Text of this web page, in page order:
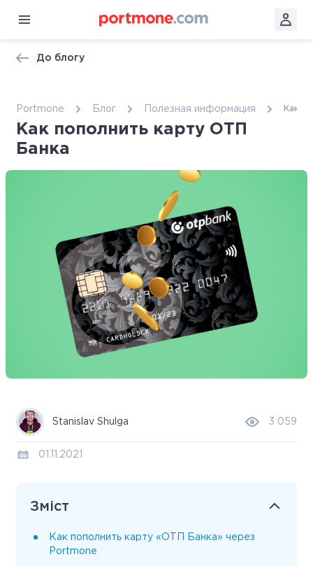
До блогу
Portmone Блог Полезная информация Как
Как пополнить карту ОТП
Банка
Stanislav Shulga 3 059
01.11.2021
Зміст
Как пополнить карту «ОТП Банка» через
Portmone